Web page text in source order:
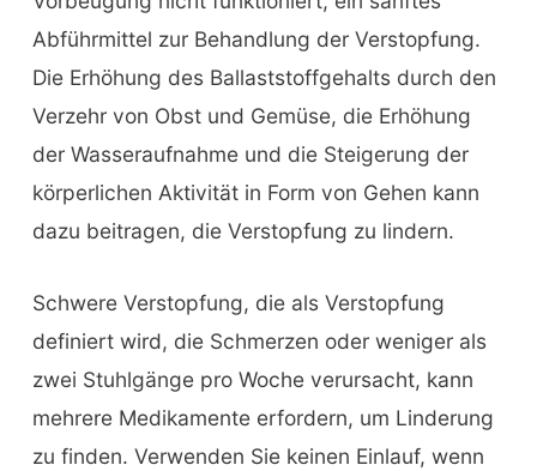
Abführmittel zur Behandlung der Verstopfung.
Die Erhöhung des Ballaststoffgehalts durch den
Verzehr von Obst und Gemüse, die Erhöhung
der Wasseraufnahme und die Steigerung der
körperlichen Aktivität in Form von Gehen kann
dazu beitragen, die Verstopfung zu lindern.
Schwere Verstopfung, die als Verstopfung
definiert wird, die Schmerzen oder weniger als
zwei Stuhlgänge pro Woche verursacht, kann
mehrere Medikamente erfordern, um Linderung
zu finden. Verwenden Sie keinen Einlauf, wenn